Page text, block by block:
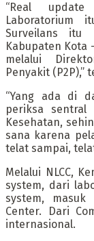
“Real
Laboratorium
Surveilans itu
Kabupaten Kota
melalui
Penyakit (P2P),”
“Yang ada di
periksa
Kesehatan,
sana karena
telat sampai,
Melalui NLCC,
system, dari
system,
Center. Dari
internasional.